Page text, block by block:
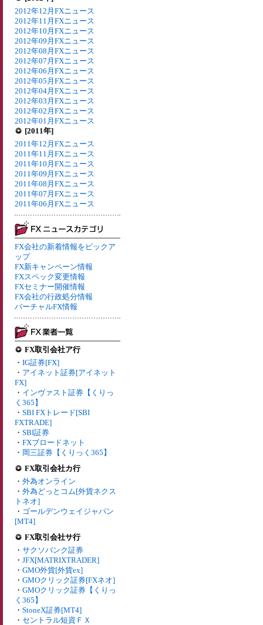
2012年12月FXニュース
2012年11月FXニュース
2012年10月FXニュース
2012年09月FXニュース
2012年08月FXニュース
2012年07月FXニュース
2012年06月FXニュース
2012年05月FXニュース
2012年04月FXニュース
2012年03月FXニュース
2012年02月FXニュース
2012年01月FXニュース
[2011年]
2011年12月FXニュース
2011年11月FXニュース
2011年10月FXニュース
2011年09月FXニュース
2011年08月FXニュース
2011年07月FXニュース
2011年06月FXニュース
FX会社の新着情報をピックア
ップ
FX新キャンペーン情報
FXスペック変更情報
FXセミナー開催情報
FX会社の行政処分情報
バーチャルFX情報
FX取引会社ア行
・ IG証券[FX]
・ アイネット証券[アイネット
FX]
・ インヴァスト証券【くりっ
く365】
・ SBI FXトレード[SBI
FXTRADE]
・ SBI証券
・ FXブロードネット
・ 岡三証券【くりっく365】
FX取引会社カ行
・ 外為オンライン
・ 外為どっとコム[外貨ネクス
トネオ]
・ ゴールデンウェイジャパン
[MT4]
FX取引会社サ行
・ サクソバンク証券
・ JFX[MATRIXTRADER]
・ GMO外貨[外貨ex]
・ GMOクリック証券[FXネオ]
・ GMOクリック証券【くりっ
く365】
・ StoneX証券[MT4]
・ セントラル短資ＦＸ